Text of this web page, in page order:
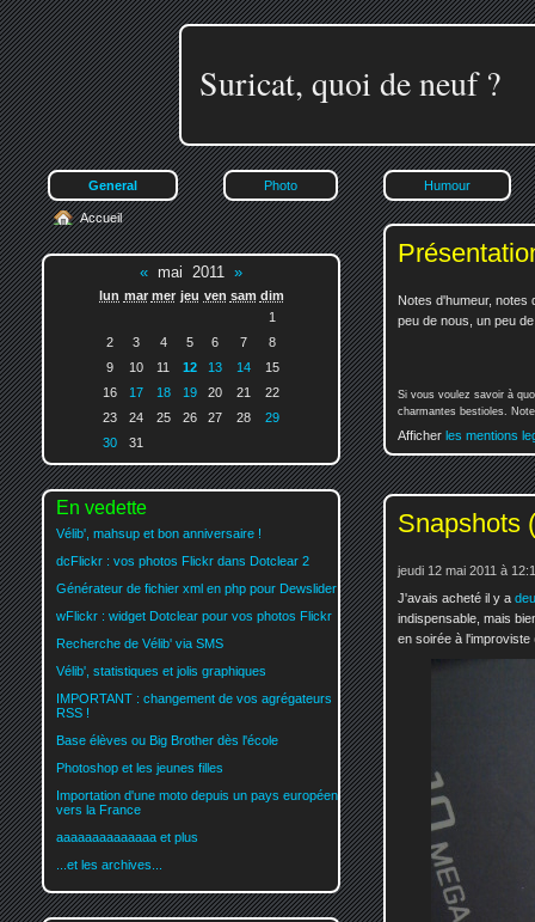
Suricat, quoi de neuf ?
General Photo Humour
Notes d'humeur, notes
peu de nous, un peu
Si vous voulez savoir à
charmantes bestioles.
Afficher les mentions
Snapshots
jeudi 12 mai 2011 à
J'avais acheté il y a
indispensable, mais
en soirée à l'improviste
Accueil
« mai 2011 »
lun mar mer jeu ven sam dim
1
2
3 4 5 6 7
8
9
10 11 12 13 14
15
16
17 18 19 20 21
22
23
24 25 26 27 28
29
30
31
En vedette
Vélib', mahsup et bon anniversaire !
dcFlickr : vos photos Flickr dans Dotclear 2
Générateur de fichier xml en php pour Dewslider
wFlickr : widget Dotclear pour vos photos Flickr
Recherche de Vélib' via SMS
Vélib', statistiques et jolis graphiques
IMPORTANT : changement de vos agrégateurs
RSS !
Base élèves ou Big Brother dès l'école
Photoshop et les jeunes filles
Importation d'une moto depuis un pays européen
vers la France
aaaaaaaaaaaaaa et plus
...et les archives...